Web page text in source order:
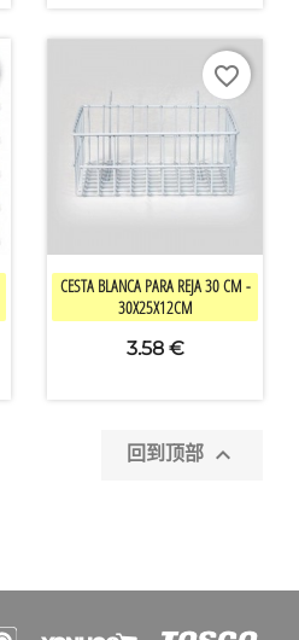
快速查看
CESTA BLANCA PARA REJA 30 CM -
30X25X12CM
3.58 €
favorite_border
回到顶部 